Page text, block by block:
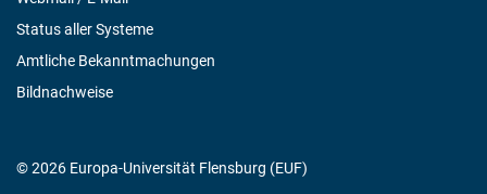
Status aller Systeme
Amtliche Bekanntmachungen
Bildnachweise
© 2026 Europa-Universität Flensburg (EUF)